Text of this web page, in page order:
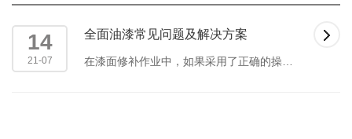
14
21-07
全面油漆常见问题及解决方案
在漆面修补作业中，如果采用了正确的操作方法，橘皮和气泡等常见的漆面问题大多数都可以避免。但是由于修补漆作业的工序较多，漆面出现问题的几率还是很高......